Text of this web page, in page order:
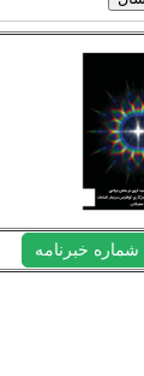
خبرنامه